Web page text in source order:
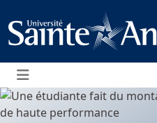
Menu